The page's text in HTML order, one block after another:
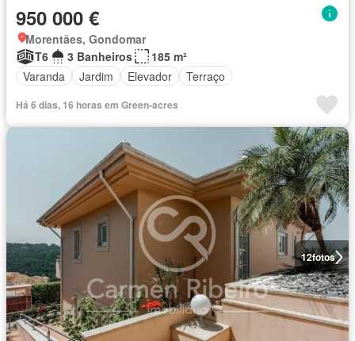
950 000 €
Morentães, Gondomar
T6
3 Banheiros
185 m²
Varanda
Jardim Elevador Terraço
Há 6 dias, 16 horas em Green-acres
12fotos